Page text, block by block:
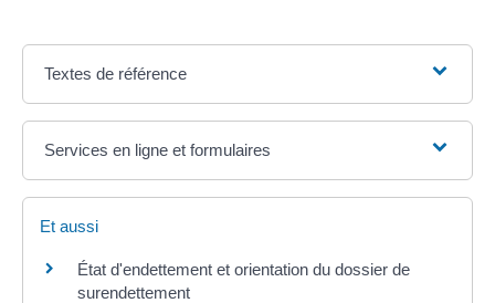
Textes de référence
Services en ligne et formulaires
Et aussi
État d'endettement et orientation du dossier de
surendettement